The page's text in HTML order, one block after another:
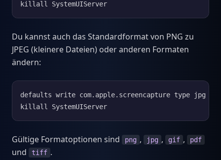
killall SystemUIServer
Du kannst auch das Standardformat von PNG zu
JPEG (kleinere Dateien) oder anderen Formaten
ändern:
defaults write com.apple.screencapture type jpg
killall SystemUIServer
Gültige Formatoptionen sind png , jpg , gif , pdf
und tiff .